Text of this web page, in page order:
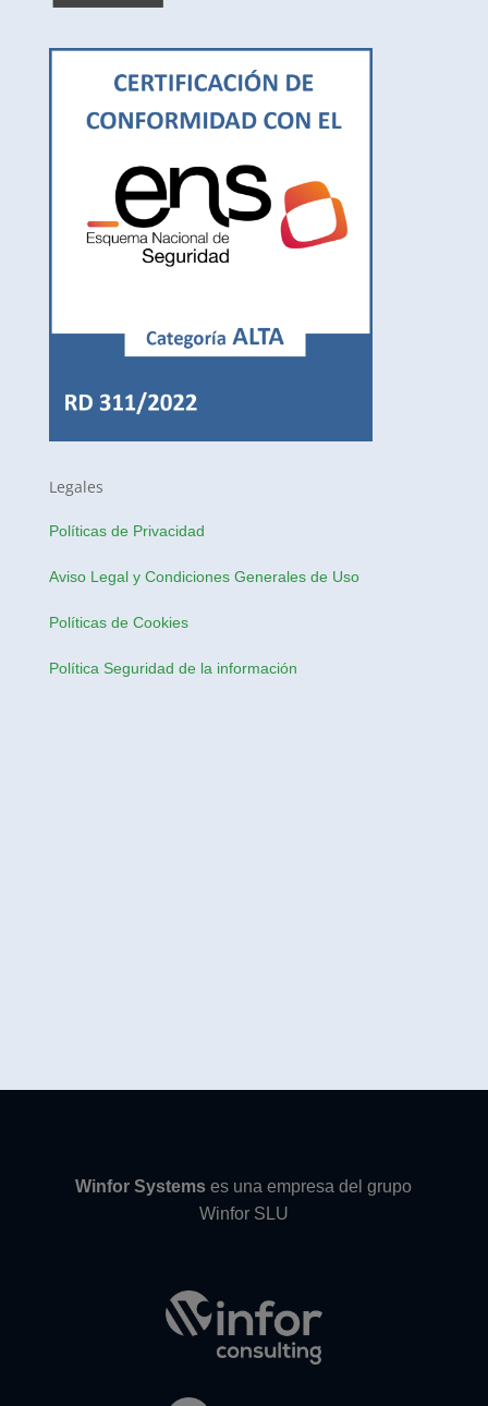
Legales
Políticas de Privacidad
Aviso Legal y Condiciones Generales de Uso
Políticas de Cookies
Política Seguridad de la información
Winfor Systems es una empresa del grupo
Winfor SLU